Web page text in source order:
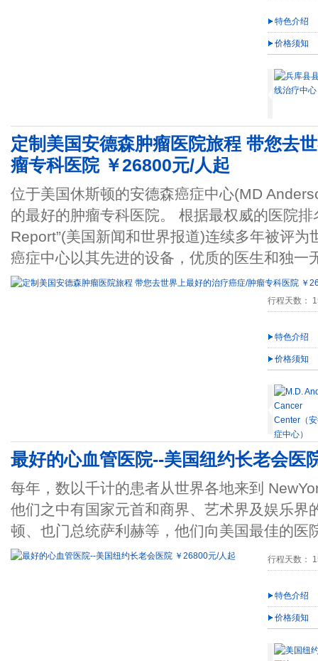
特色介绍
价格须知
定制美国安德森肿瘤医院旅程 带您去
瘤专科医院 ￥26800元/人起
位于美国休斯顿的安德森癌症中心(MD
的最好的肿瘤专科医院。 根据最权威的医院
Report”(美国新闻和世界报道)连续多年被评
癌症中心以其先进的设备，优质的医生和独一
行程天数：
特色介绍
价格须知
最好的心血管医院--美国纽约长老会医
每年，数以千计的患者从世界各地来到
他们之中有国家元首和商界、艺术界及娱乐界
顿、也门总统萨利赫等，他们向美国最佳的医
行程天数：
特色介绍
价格须知